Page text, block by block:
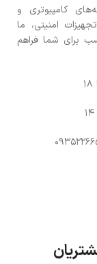
کامپیوتری و
امنیتی، ما
برای شما فراهم